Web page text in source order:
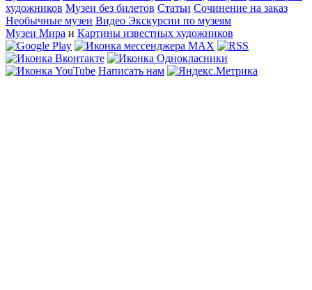
художников Музеи без билетов Статьи Сочинение на заказ
Необычные музеи Видео Экскурсии по музеям
Музеи Мира и Картины известных художников
Написать нам